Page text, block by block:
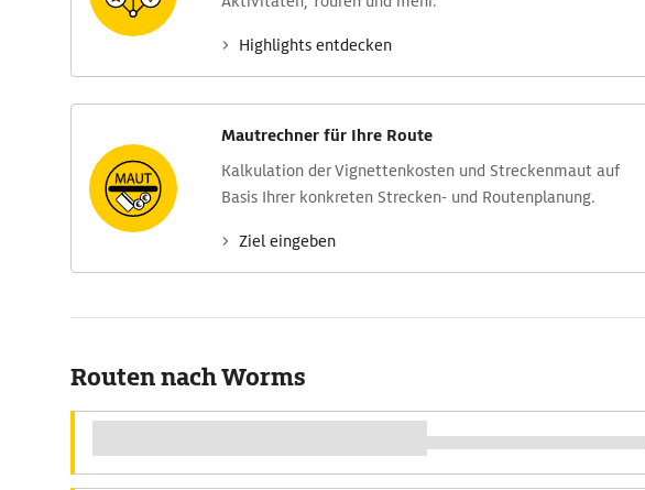
Highlights entdecken
Mautrechner für Ihre Route
Kalkulation der Vignettenkosten und Streckenmaut auf
Basis Ihrer konkreten Strecken- und Routenplanung.
Ziel eingeben
Routen nach Worms